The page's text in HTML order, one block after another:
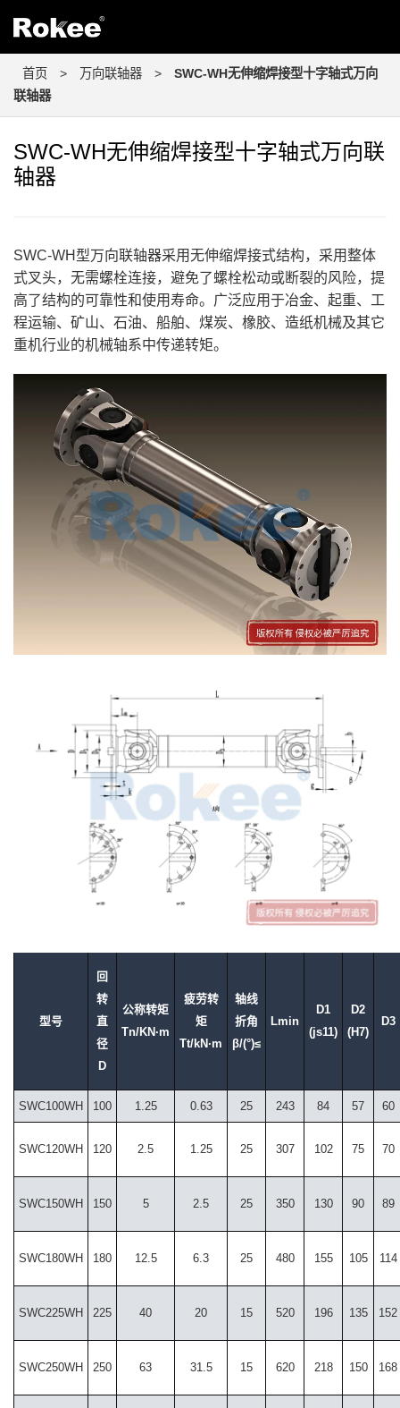
首页 > 万向联轴器 >
SWC-WH无伸缩焊接型十字轴式万向
联轴器
SWC-WH无伸缩焊接型十字轴式万向联
轴器
SWC-WH型万向联轴器采用无伸缩焊接式结构，采用整体
式叉头，无需螺栓连接，避免了螺栓松动或断裂的风险，提
高了结构的可靠性和使用寿命。广泛应用于冶金、起重、工
程运输、矿山、石油、船舶、煤炭、橡胶、造纸机械及其它
重机行业的机械轴系中传递转矩。
型号
回
转
直
径
D
公称转矩
Tn/KN·m
疲劳转
矩
Tt/kN·m
轴线
折角
β/(°)≤
Lmin
D1
(js11)
D2
(H7)
D3
SWC100WH 100 1.25 0.63 25 243 84 57 60
SWC120WH 120 2.5 1.25 25 307 102 75 70
SWC150WH 150 5 2.5 25 350 130 90 89
SWC180WH 180 12.5 6.3 25 480 155 105 114
SWC225WH 225 40 20 15 520 196 135 152
SWC250WH 250 63 31.5 15 620 218 150 168